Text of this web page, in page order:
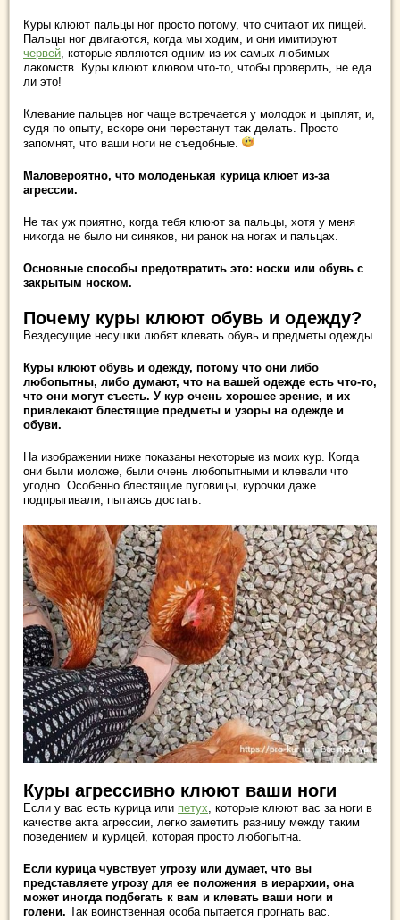
Куры клюют пальцы ног просто потому, что считают их пищей.
Пальцы ног двигаются, когда мы ходим, и они имитируют
червей , которые являются одним из их самых любимых
лакомств. Куры клюют клювом что-то, чтобы проверить, не еда
ли это!
Клевание пальцев ног чаще встречается у молодок и цыплят, и,
судя по опыту, вскоре они перестанут так делать. Просто
запомнят, что ваши ноги не съедобные.
Маловероятно, что молоденькая курица клюет из-за
агрессии.
Не так уж приятно, когда тебя клюют за пальцы, хотя у меня
никогда не было ни синяков, ни ранок на ногах и пальцах.
Основные способы предотвратить это: носки или обувь с
закрытым носком.
Почему куры клюют обувь и одежду?
Вездесущие несушки любят клевать обувь и предметы одежды.
Куры клюют обувь и одежду, потому что они либо
любопытны, либо думают, что на вашей одежде есть что-то,
что они могут съесть. У кур очень хорошее зрение, и их
привлекают блестящие предметы и узоры на одежде и
обуви.
На изображении ниже показаны некоторые из моих кур. Когда
они были моложе, были очень любопытными и клевали что
угодно. Особенно блестящие пуговицы, курочки даже
подпрыгивали, пытаясь достать.
Куры агрессивно клюют ваши ноги
Если у вас есть курица или петух , которые клюют вас за ноги в
качестве акта агрессии, легко заметить разницу между таким
поведением и курицей, которая просто любопытна.
Если курица чувствует угрозу или думает, что вы
представляете угрозу для ее положения в иерархии, она
может иногда подбегать к вам и клевать ваши ноги и
голени. Так воинственная особа пытается прогнать вас.